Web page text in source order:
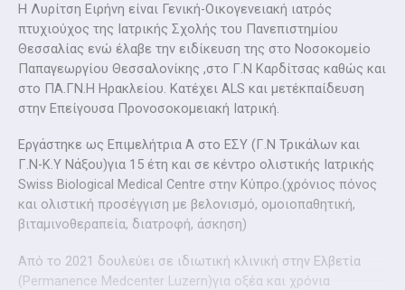
Η Λυρίτση Ειρήνη είναι Γενική-Οικογενειακή ιατρός
πτυχιούχος της Ιατρικής Σχολής του Πανεπιστημίου
Θεσσαλίας ενώ έλαβε την ειδίκευση της στο Νοσοκομείο
Παπαγεωργίου Θεσσαλονίκης ,στο Γ.Ν Καρδίτσας καθώς και
στο ΠΑ.ΓΝ.Η Ηρακλείου. Κατέχει ALS και μετέκπαίδευση
στην Επείγουσα Προνοσοκομειακή Ιατρική.
Εργάστηκε ως Επιμελήτρια Α στο ΕΣΥ (Γ.Ν Τρικάλων και
Γ.Ν-Κ.Υ Νάξου)για 15 έτη και σε κέντρο ολιστικής Ιατρικής
Swiss Biological Medical Centre στην Κύπρο.(χρόνιος πόνος
και ολιστική προσέγγιση με βελονισμό, ομοιοπαθητική,
βιταμινοθεραπεία, διατροφή, άσκηση)
Από το 2021 δουλεύει σε ιδιωτική κλινική στην Ελβετία
(Permanence Medcenter Luzern)για οξέα και χρόνια